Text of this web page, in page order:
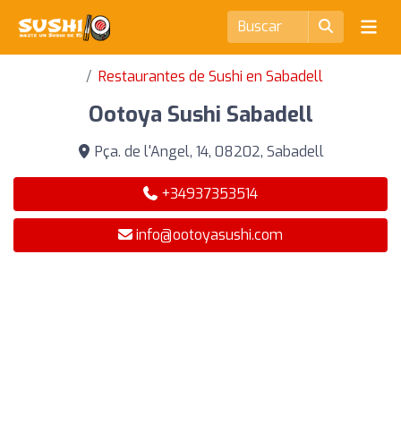
Restaurantes de Sushi en Sabadell
Ootoya Sushi Sabadell
Pça. de l'Angel, 14, 08202, Sabadell
+34937353514
info@ootoyasushi.com